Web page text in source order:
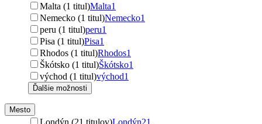
Malta (1 titul)Malta1
Nemecko (1 titul)Nemecko1
peru (1 titul)peru1
Pisa (1 titul)Pisa1
Rhodos (1 titul)Rhodos1
Škótsko (1 titul)Škótsko1
východ (1 titul)východ1
Ďalšie možnosti
Mesto
Londýn (21 titulov)Londýn21